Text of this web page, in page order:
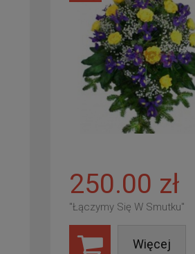
250.00 zł
"Łączymy Się W Smutku"
Więcej